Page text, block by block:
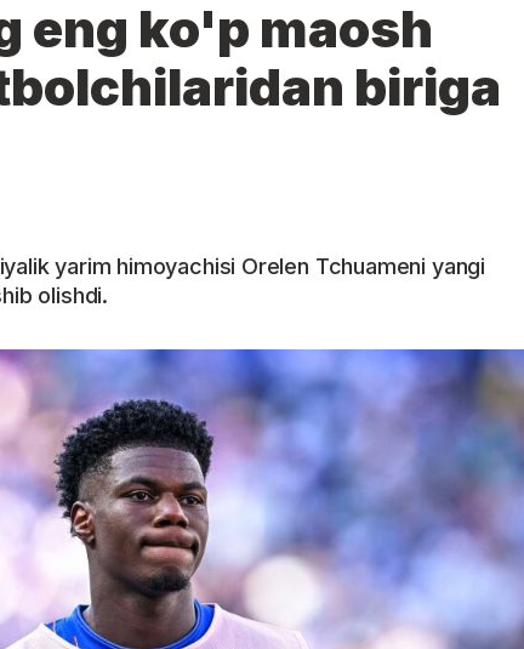
eng ko'p maosh
biriga
yarim himoyachisi Orelen Tchuameni yangi
olishdi.